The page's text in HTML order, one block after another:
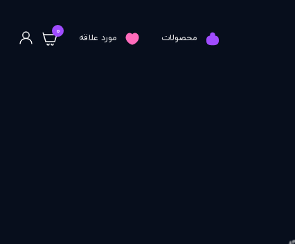
محصولات مورد علاقه 0